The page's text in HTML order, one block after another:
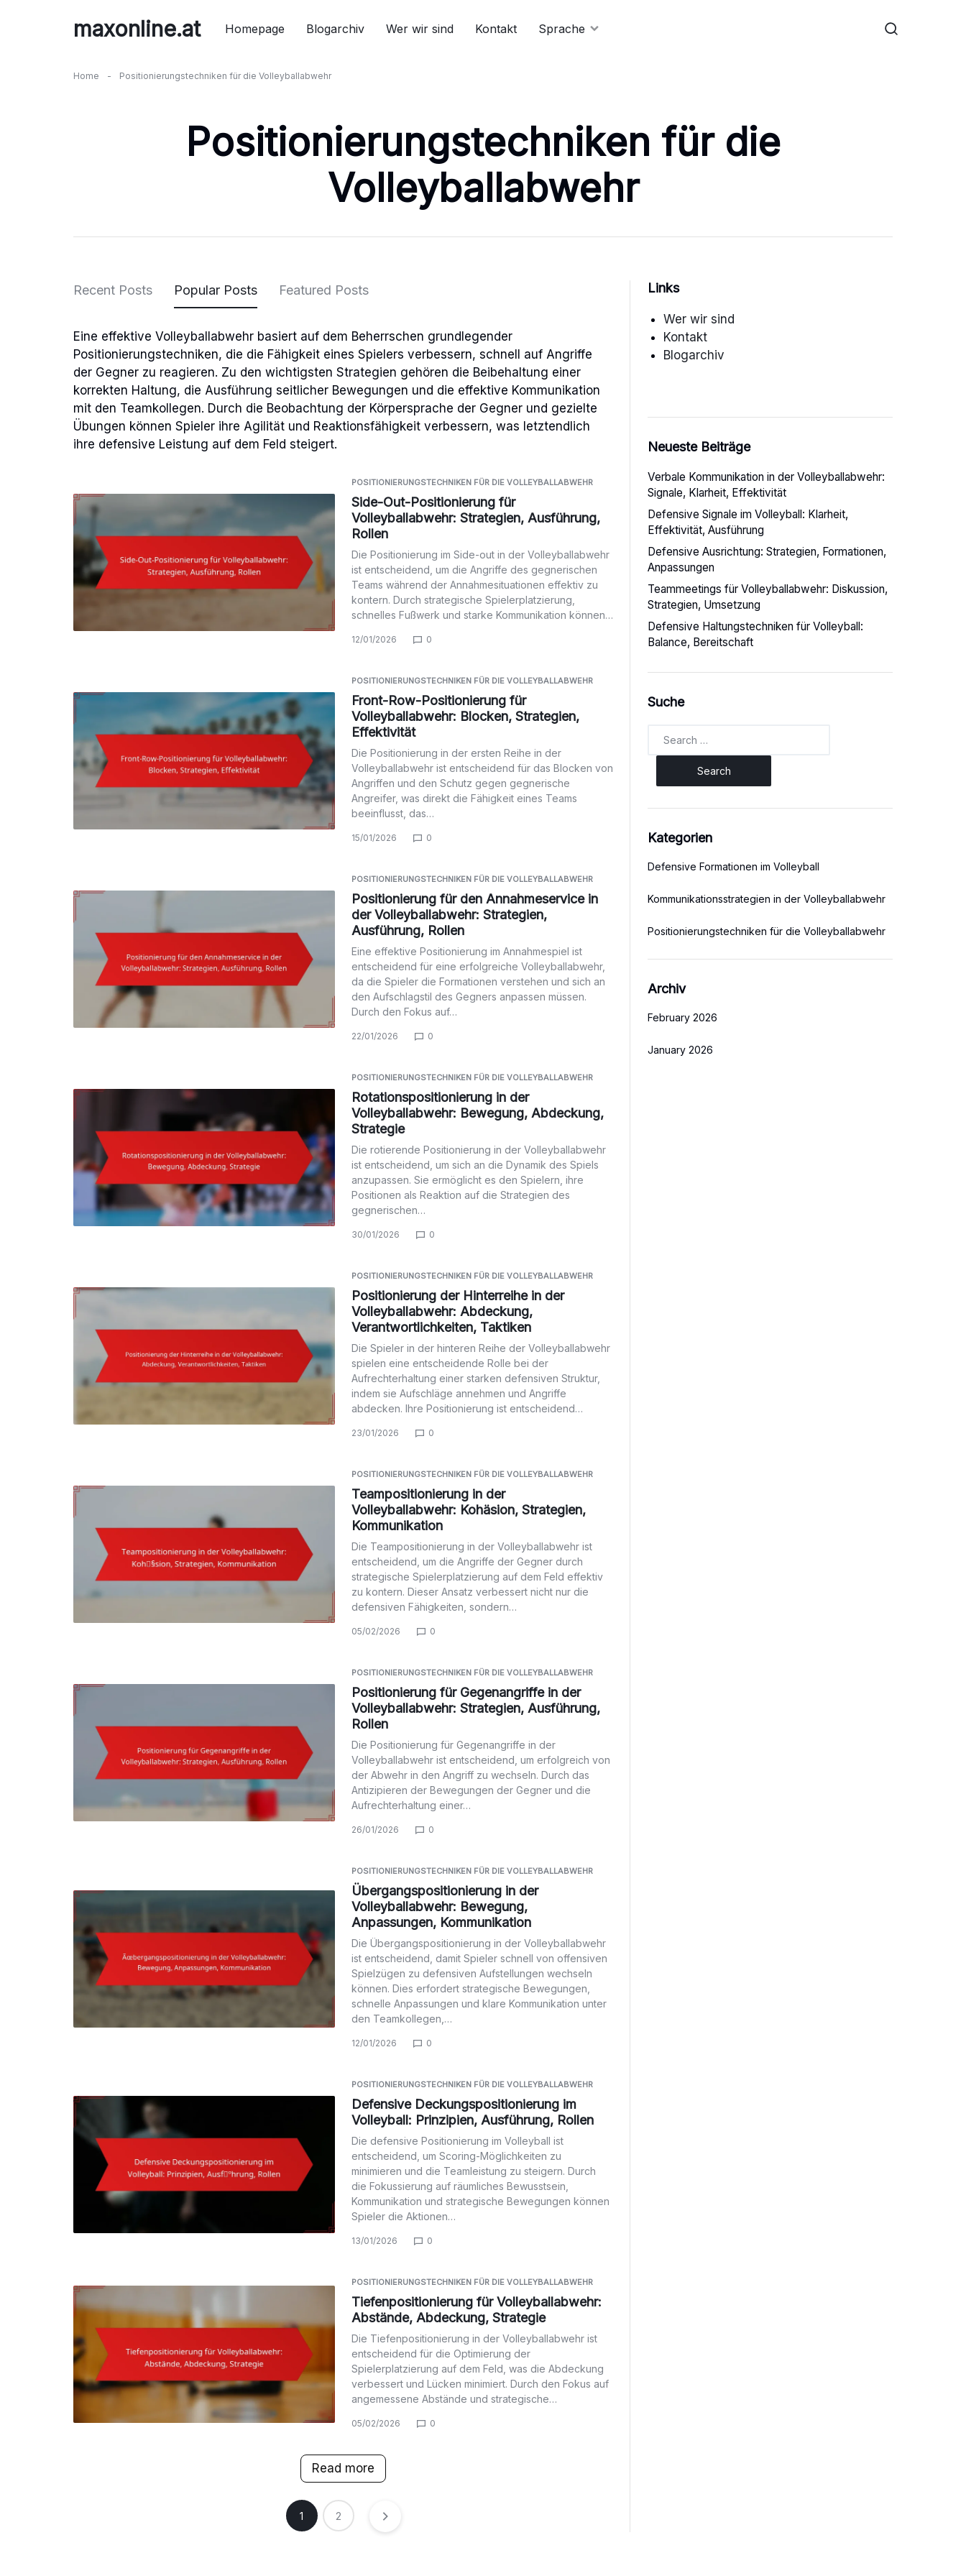
maxonline.at Homepage Blogarchiv Wer wir sind Kontakt Sprache
Home - Positionierungstechniken für die Volleyballabwehr
Positionierungstechniken für die
Volleyballabwehr
Recent Posts Popular Posts Featured Posts
Eine effektive Volleyballabwehr basiert auf dem Beherrschen grundlegender
Positionierungstechniken, die die Fähigkeit eines Spielers verbessern, schnell auf Angriffe
der Gegner zu reagieren. Zu den wichtigsten Strategien gehören die Beibehaltung einer
korrekten Haltung, die Ausführung seitlicher Bewegungen und die effektive Kommunikation
mit den Teamkollegen. Durch die Beobachtung der Körpersprache der Gegner und gezielte
Übungen können Spieler ihre Agilität und Reaktionsfähigkeit verbessern, was letztendlich
ihre defensive Leistung auf dem Feld steigert.
POSITIONIERUNGSTECHNIKEN FÜR DIE VOLLEYBALLABWEHR
Side-Out-Positionierung für
Volleyballabwehr: Strategien, Ausführung,
Rollen
Die Positionierung im Side-out in der Volleyballabwehr
ist entscheidend, um die Angriffe des gegnerischen
Teams während der Annahmesituationen effektiv zu
kontern. Durch strategische Spielerplatzierung,
schnelles Fußwerk und starke Kommunikation können…
12/01/2026 0
POSITIONIERUNGSTECHNIKEN FÜR DIE VOLLEYBALLABWEHR
Front-Row-Positionierung für
Volleyballabwehr: Blocken, Strategien,
Effektivität
Die Positionierung in der ersten Reihe in der
Volleyballabwehr ist entscheidend für das Blocken von
Angriffen und den Schutz gegen gegnerische
Angreifer, was direkt die Fähigkeit eines Teams
beeinflusst, das…
15/01/2026 0
POSITIONIERUNGSTECHNIKEN FÜR DIE VOLLEYBALLABWEHR
Positionierung für den Annahmeservice in
der Volleyballabwehr: Strategien,
Ausführung, Rollen
Eine effektive Positionierung im Annahmespiel ist
entscheidend für eine erfolgreiche Volleyballabwehr,
da die Spieler die Formationen verstehen und sich an
den Aufschlagstil des Gegners anpassen müssen.
Durch den Fokus auf…
22/01/2026 0
POSITIONIERUNGSTECHNIKEN FÜR DIE VOLLEYBALLABWEHR
Rotationspositionierung in der
Volleyballabwehr: Bewegung, Abdeckung,
Strategie
Die rotierende Positionierung in der Volleyballabwehr
ist entscheidend, um sich an die Dynamik des Spiels
anzupassen. Sie ermöglicht es den Spielern, ihre
Positionen als Reaktion auf die Strategien des
gegnerischen…
30/01/2026 0
POSITIONIERUNGSTECHNIKEN FÜR DIE VOLLEYBALLABWEHR
Positionierung der Hinterreihe in der
Volleyballabwehr: Abdeckung,
Verantwortlichkeiten, Taktiken
Die Spieler in der hinteren Reihe der Volleyballabwehr
spielen eine entscheidende Rolle bei der
Aufrechterhaltung einer starken defensiven Struktur,
indem sie Aufschläge annehmen und Angriffe
abdecken. Ihre Positionierung ist entscheidend…
23/01/2026 0
POSITIONIERUNGSTECHNIKEN FÜR DIE VOLLEYBALLABWEHR
Teampositionierung in der
Volleyballabwehr: Kohäsion, Strategien,
Kommunikation
Die Teampositionierung in der Volleyballabwehr ist
entscheidend, um die Angriffe der Gegner durch
strategische Spielerplatzierung auf dem Feld effektiv
zu kontern. Dieser Ansatz verbessert nicht nur die
defensiven Fähigkeiten, sondern…
05/02/2026 0
POSITIONIERUNGSTECHNIKEN FÜR DIE VOLLEYBALLABWEHR
Positionierung für Gegenangriffe in der
Volleyballabwehr: Strategien, Ausführung,
Rollen
Die Positionierung für Gegenangriffe in der
Volleyballabwehr ist entscheidend, um erfolgreich von
der Abwehr in den Angriff zu wechseln. Durch das
Antizipieren der Bewegungen der Gegner und die
Aufrechterhaltung einer…
26/01/2026 0
POSITIONIERUNGSTECHNIKEN FÜR DIE VOLLEYBALLABWEHR
Übergangspositionierung in der
Volleyballabwehr: Bewegung,
Anpassungen, Kommunikation
Die Übergangspositionierung in der Volleyballabwehr
ist entscheidend, damit Spieler schnell von offensiven
Spielzügen zu defensiven Aufstellungen wechseln
können. Dies erfordert strategische Bewegungen,
schnelle Anpassungen und klare Kommunikation unter
den Teamkollegen,…
12/01/2026 0
POSITIONIERUNGSTECHNIKEN FÜR DIE VOLLEYBALLABWEHR
Defensive Deckungspositionierung im
Volleyball: Prinzipien, Ausführung, Rollen
Die defensive Positionierung im Volleyball ist
entscheidend, um Scoring-Möglichkeiten zu
minimieren und die Teamleistung zu steigern. Durch
die Fokussierung auf räumliches Bewusstsein,
Kommunikation und strategische Bewegungen können
Spieler die Aktionen…
13/01/2026 0
POSITIONIERUNGSTECHNIKEN FÜR DIE VOLLEYBALLABWEHR
Tiefenpositionierung für Volleyballabwehr:
Abstände, Abdeckung, Strategie
Die Tiefenpositionierung in der Volleyballabwehr ist
entscheidend für die Optimierung der
Spielerplatzierung auf dem Feld, was die Abdeckung
verbessert und Lücken minimiert. Durch den Fokus auf
angemessene Abstände und strategische…
05/02/2026 0
Read more
1 2
Links
Wer wir sind
Kontakt
Blogarchiv
Neueste Beiträge
Verbale Kommunikation in der Volleyballabwehr:
Signale, Klarheit, Effektivität
Defensive Signale im Volleyball: Klarheit,
Effektivität, Ausführung
Defensive Ausrichtung: Strategien, Formationen,
Anpassungen
Teammeetings für Volleyballabwehr: Diskussion,
Strategien, Umsetzung
Defensive Haltungstechniken für Volleyball:
Balance, Bereitschaft
Suche
Kategorien
Defensive Formationen im Volleyball
Kommunikationsstrategien in der Volleyballabwehr
Positionierungstechniken für die Volleyballabwehr
Archiv
February 2026
January 2026